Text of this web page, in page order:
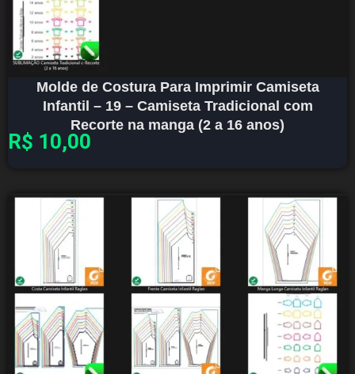
Molde de Costura Para Imprimir Camiseta
Infantil – 19 – Camiseta Tradicional com
Recorte na manga (2 a 16 anos)
R$ 10,00